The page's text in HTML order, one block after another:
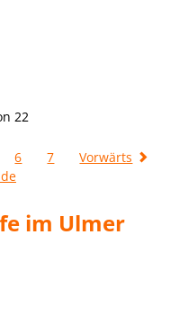
22
6 7
Vorwärts
im Ulmer